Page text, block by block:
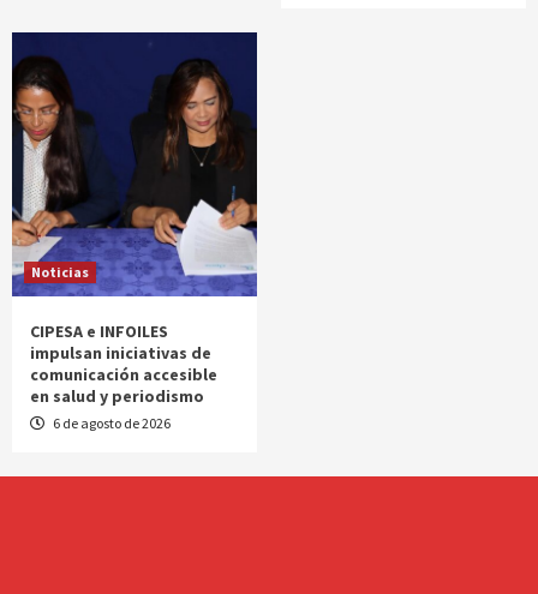
Noticias
CIPESA e INFOILES
impulsan iniciativas de
comunicación accesible
en salud y periodismo
6 de agosto de 2026